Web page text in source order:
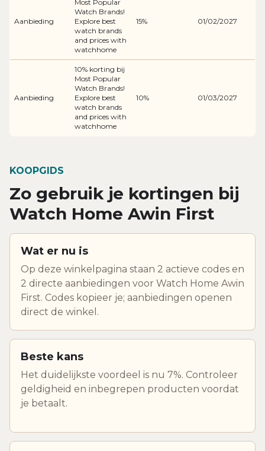
Aanbieding
Most Popular
Watch Brands!
Explore best
watch brands
and prices with
watchhome
15% 01/02/2027
Aanbieding
10% korting bij
Most Popular
Watch Brands!
Explore best
watch brands
and prices with
watchhome
10% 01/03/2027
KOOPGIDS
Zo gebruik je kortingen bij
Watch Home Awin First
Wat er nu is
Op deze winkelpagina staan 2 actieve codes en
2 directe aanbiedingen voor Watch Home Awin
First. Codes kopieer je; aanbiedingen openen
direct de winkel.
Beste kans
Het duidelijkste voordeel is nu 7%. Controleer
geldigheid en inbegrepen producten voordat
je betaalt.